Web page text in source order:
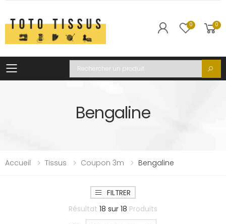
0 0
Toggle mobile menu
Recherche
Bengaline
Accueil Tissus Coupon 3m Bengaline
FILTRER
Résultat 18 sur 18 Produits